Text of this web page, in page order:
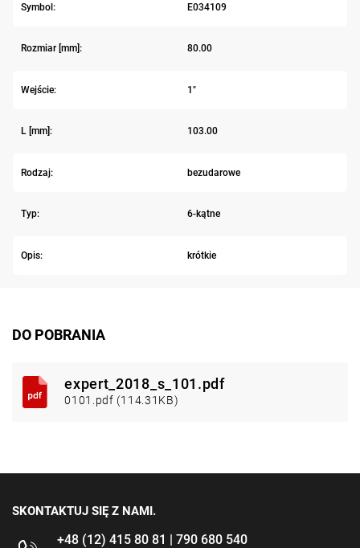
Symbol: E034109
Rozmiar [mm]: 80.00
Wejście: 1"
L [mm]: 103.00
Rodzaj: bezudarowe
Typ: 6-kątne
Opis: krótkie
DO POBRANIA
expert_2018_s_101.pdf
0101.pdf (114.31KB)
SKONTAKTUJ SIĘ Z NAMI.
+48 (12) 415 80 81 | 790 680 540